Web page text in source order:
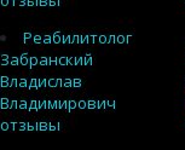
Реабилитолог
Забранский
Владислав
Владимирович
отзывы